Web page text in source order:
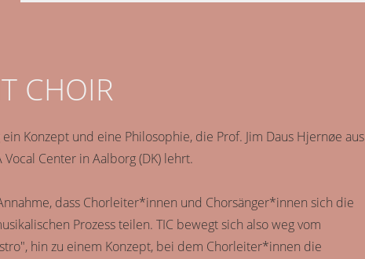
CHOIR
Konzept und eine Philosophie, die Prof. Jim Daus Hjernøe aus
Center in Aalborg (DK) lehrt.
dass Chorleiter*innen und Chorsänger*innen sich die
Prozess teilen. TIC bewegt sich also weg vom
hin zu einem Konzept, bei dem Chorleiter*innen die